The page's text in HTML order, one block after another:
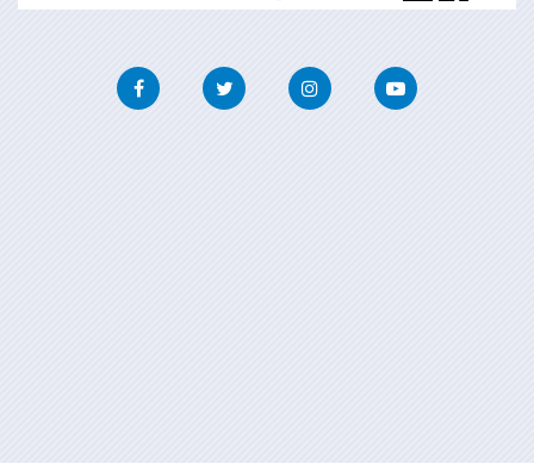
FacebookTwitter InstagramYoutube